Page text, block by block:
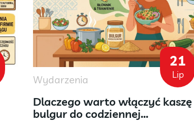
21
Lip
Wydarzenia
Dlaczego warto włączyć kaszę
bulgur do codziennej...